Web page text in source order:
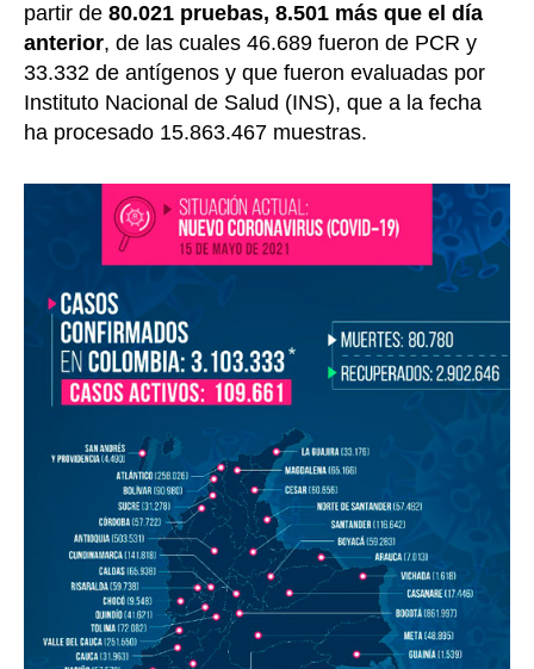
partir de 80.021 pruebas, 8.501 más que el día
anterior, de las cuales 46.689 fueron de PCR y
33.332 de antígenos y que fueron evaluadas por
Instituto Nacional de Salud (INS), que a la fecha
ha procesado 15.863.467 muestras.